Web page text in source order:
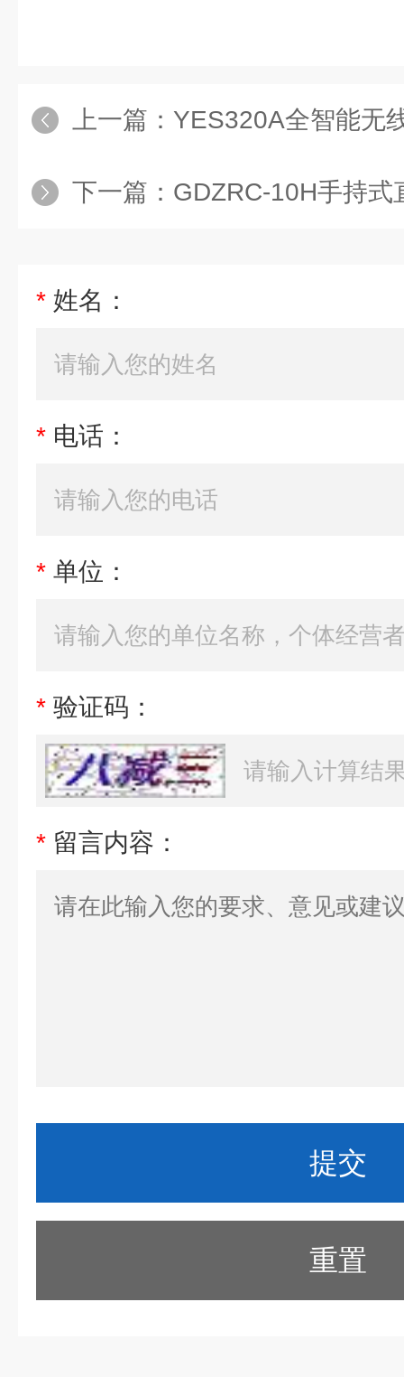
上一篇： YES320A全智能无
下一篇： GDZRC-10H手持式
* 姓名：
* 电话：
* 单位：
* 验证码：
* 留言内容：
重置